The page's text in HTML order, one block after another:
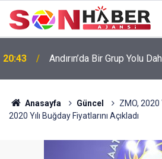
20:43 Andırın’da Bir Grup Yolu
Anasayfa Güncel
ZMO, 2020
2020 Yılı Buğday Fiyatlarını Açıkladı